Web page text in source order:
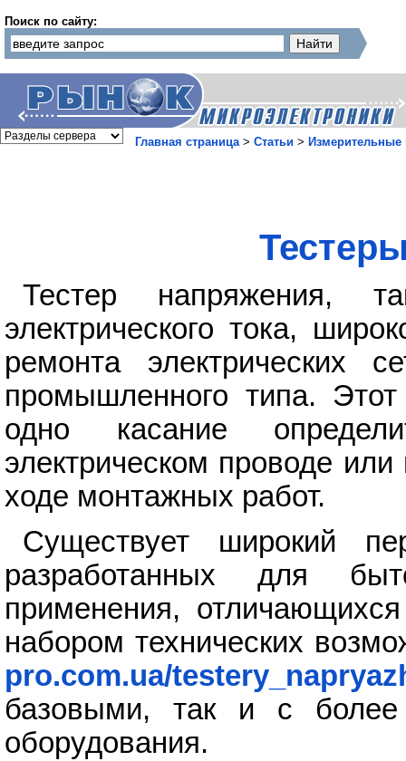
Поиск по сайту:
Главная страница> Статьи >
Тестер напряжения,
электрического тока,
ремонта электрических
промышленного типа.
одно касание
электрическом проводе
ходе монтажных работ.
Существует широкий
разработанных для
применения,
набором технических
pro.com.ua/
базовыми, так и с более
оборудования.